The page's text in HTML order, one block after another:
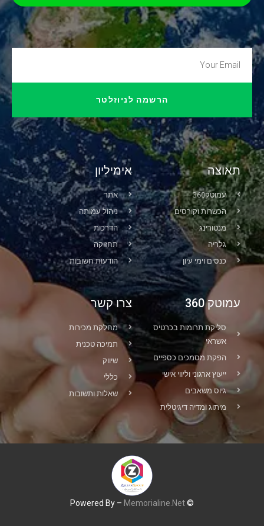
הרשמה לניוזלטר
תאוצה
עמוטק360
הכשרות וקורסים
מנטורינג
גלריה
כנסים וימי עיון
אימיליון
אתר
ניהול עמותה
הדרכות
תחזוקה
הודעות חשובות
עמוטק 360
סליקת תרומות בכרטיס
אשראי
הפקת מסמכים כספיים
ייעוץ ארגוני וליווי אישי
גיוס משאבים
מיתוג ומדיה דיגיטלית
צרו קשר
מחלקת מכירות
תמיכה טכנית
שיווק
כללי
שאלות ותשובות
© Powered By –
Memorialine.Net